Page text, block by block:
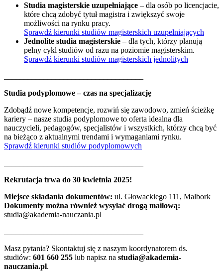
Studia magisterskie uzupełniające – dla osób po licencjacie,
które chcą zdobyć tytuł magistra i zwiększyć swoje
możliwości na rynku pracy.
Sprawdź kierunki studiów magisterskich uzupełniających
Jednolite studia magisterskie – dla tych, którzy planują
pełny cykl studiów od razu na poziomie magisterskim.
Sprawdź kierunki studiów magisterskich jednolitych
Studia podyplomowe – czas na specjalizację
Zdobądź nowe kompetencje, rozwiń się zawodowo, zmień ścieżkę
kariery – nasze studia podyplomowe to oferta idealna dla
nauczycieli, pedagogów, specjalistów i wszystkich, którzy chcą być
na bieżąco z aktualnymi trendami i wymaganiami rynku.
Sprawdź kierunki studiów podyplomowych
Rekrutacja trwa do 30 kwietnia 2025!
Miejsce składania dokumentów: ul. Głowackiego 111, Malbork
Dokumenty można również wysyłać drogą mailową:
studia@akademia-nauczania.pl
Masz pytania? Skontaktuj się z naszym koordynatorem ds.
studiów: 601 660 255 lub napisz na studia@akademia-
nauczania.pl.